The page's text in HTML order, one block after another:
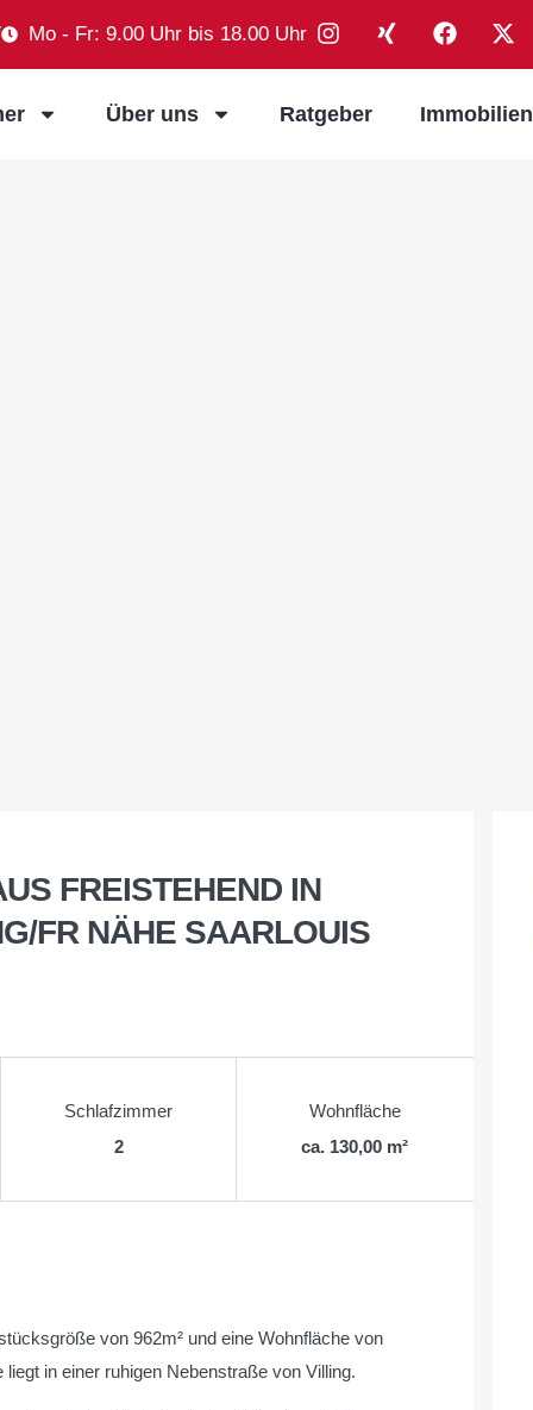
Mo - Fr: 9.00 Uhr bis 18.00 Uhr
Über uns Ratgeber Immobilien
FREISTEHEND IN
FR NÄHE SAARLOUIS
Schlafzimmer
2
Wohnfläche
ca. 130,00 m²
von 962m² und eine Wohnfläche von
in einer ruhigen Nebenstraße von Villing.